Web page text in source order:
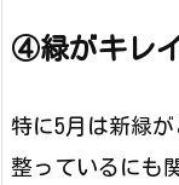
④緑がキレイ
特に5月は新緑
整っているにも